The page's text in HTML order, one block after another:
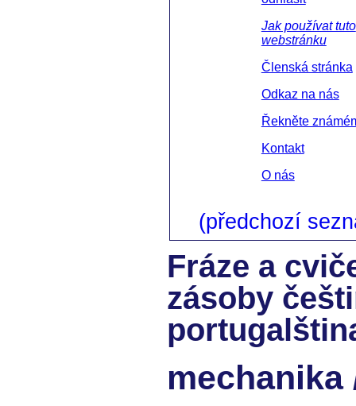
Jak používat tuto
webstránku
Členská stránka
Odkaz na nás
Řekněte
Kontakt
O nás
(předchozí
Fráze a
zásoby
mechanika